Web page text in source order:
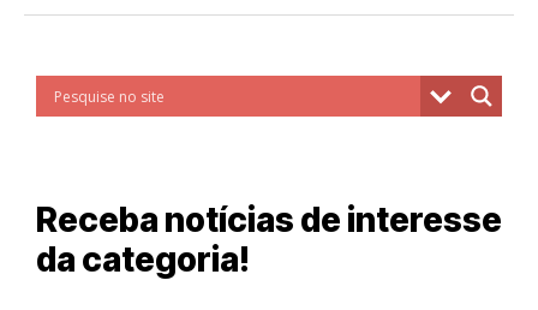
Receba notícias de interesse
da categoria!